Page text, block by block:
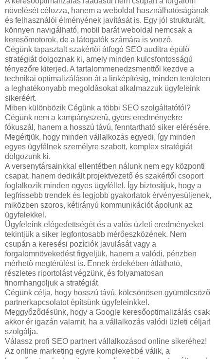
növelését célozza, hanem a weboldal használhatóságának
és felhasználói élményének javítását is. Egy jól strukturált,
könnyen navigálható, mobil barát weboldal nemcsak a
keresőmotorok, de a látogatók számára is vonzó.
Cégünk tapasztalt szakértői átfogó SEO auditra épülő
stratégiát dolgoznak ki, amely minden kulcsfontosságú
tényezőre kiterjed. A tartalommenedzsmenttől kezdve a
technikai optimalizáláson át a linképítésig, minden területen
a leghatékonyabb megoldásokat alkalmazzuk ügyfeleink
sikeréért.
Miben különbözik Cégünk a többi SEO szolgáltatótól?
Cégünk nem a kampányszerű, gyors eredményekre
fókuszál, hanem a hosszú távú, fenntartható siker elérésére.
Megértjük, hogy minden vállalkozás egyedi, így minden
egyes ügyfélnek személyre szabott, komplex stratégiát
dolgozunk ki.
A versenytársainkkal ellentétben nálunk nem egy központi
csapat, hanem dedikált projektvezető és szakértői csoport
foglalkozik minden egyes ügyféllel. Így biztosítjuk, hogy a
legfrissebb trendek és legjobb gyakorlatok érvényesüljenek,
miközben szoros, kétirányú kommunikációt ápolunk az
ügyfelekkel.
Ügyfeleink elégedettségét és a valós üzleti eredményeket
tekintjük a siker legfontosabb mérőeszközének. Nem
csupán a keresési pozíciók javulását vagy a
forgalomnövekedést figyeljük, hanem a valódi, pénzben
mérhető megtérülést is. Ennek érdekében átlátható,
részletes riportolást végzünk, és folyamatosan
finomhangoljuk a stratégiát.
Cégünk célja, hogy hosszú távú, kölcsönösen gyümölcsöző
partnerkapcsolatot építsünk ügyfeleinkkel.
Meggyőződésünk, hogy a Google keresőoptimalizálás csak
akkor ér igazán valamit, ha a vállalkozás valódi üzleti céljait
szolgálja.
Válassz profi SEO partnert vállalkozásod online sikeréhez!
Az online marketing egyre komplexebbé válik, a